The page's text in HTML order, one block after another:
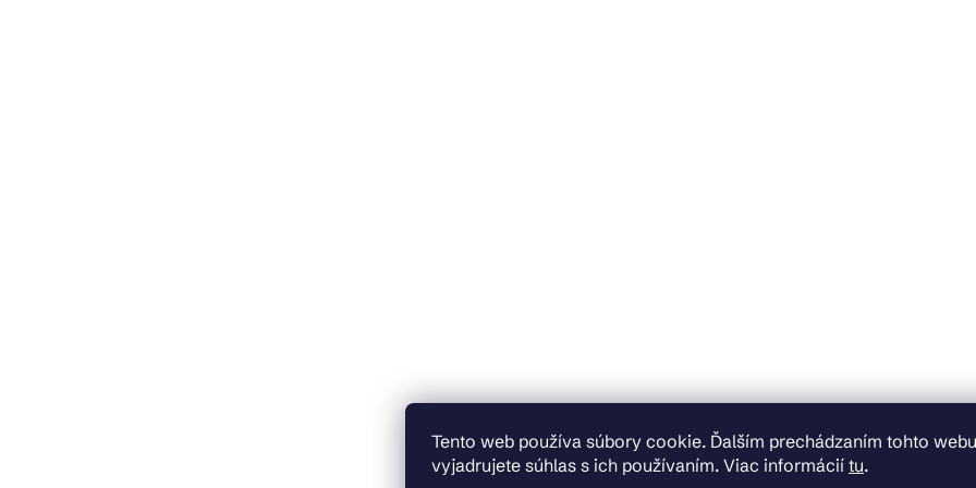
Tento web používa súbory cookie. Ďalším prechádzaním tohto webu
vyjadrujete súhlas s ich používaním. Viac informácií tu.